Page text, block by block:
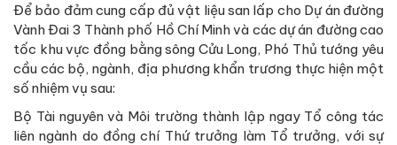
Để bảo đảm cung cấp đủ vật liệu san lấp cho Dự án đường
Vành Đai 3 Thành phố Hồ Chí Minh và các dự án đường cao
tốc khu vực đồng bằng sông Cửu Long, Phó Thủ tướng yêu
cầu các bộ, ngành, địa phương khẩn trương thực hiện một
số nhiệm vụ sau:
Bộ Tài nguyên và Môi trường thành lập ngay Tổ công tác
liên ngành do đồng chí Thứ trưởng làm Tổ trưởng, với sự